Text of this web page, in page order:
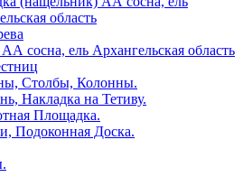
область
сосна, ель Архангельская область
Столбы, Колонны.
Накладка на Тетиву.
Площадка.
Подоконная Доска.